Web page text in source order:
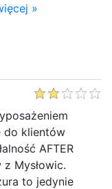
»
do klientów
AFTER
z Mysłowic.
to jedynie